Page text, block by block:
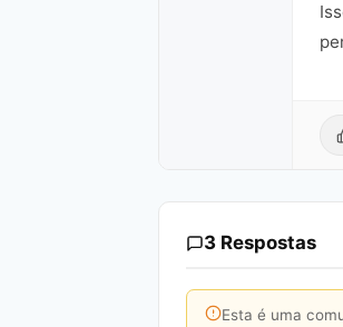
3 Respostas
Esta é uma